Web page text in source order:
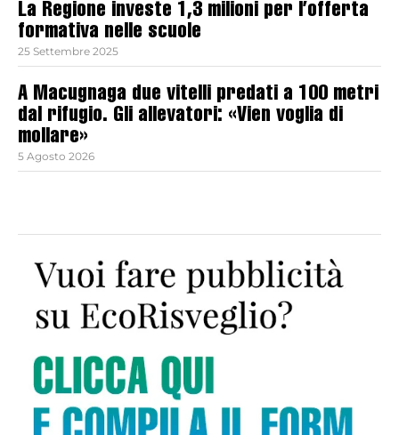
La Regione investe 1,3 milioni per l’offerta
formativa nelle scuole
25 Settembre 2025
A Macugnaga due vitelli predati a 100 metri
dal rifugio. Gli allevatori: «Vien voglia di
mollare»
5 Agosto 2026